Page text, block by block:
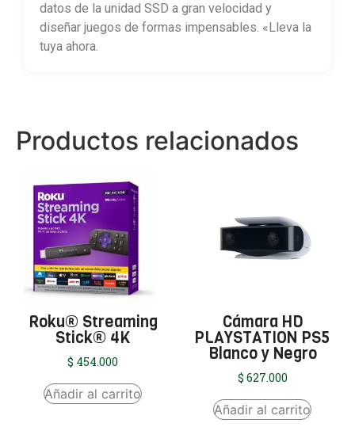
datos de la unidad SSD a gran velocidad y
diseñar juegos de formas impensables. «Lleva la
tuya ahora.
Productos relacionados
Roku® Streaming
Stick® 4K
$ 454.000
Añadir al carrito
Cámara HD
PLAYSTATION PS5
Blanco y Negro
$ 627.000
Añadir al carrito